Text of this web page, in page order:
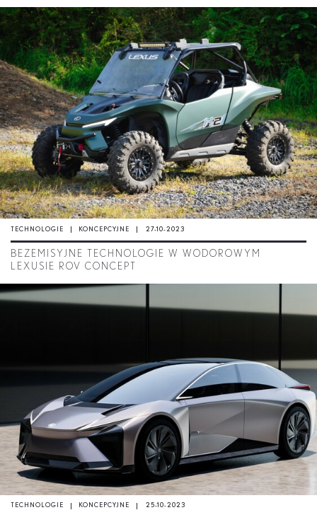
TECHNOLOGIE KONCEPCYJNE 27-10-2023
BEZEMISYJNE TECHNOLOGIE W WODOROWYM
LEXUSIE ROV CONCEPT
TECHNOLOGIE KONCEPCYJNE 25-10-2023